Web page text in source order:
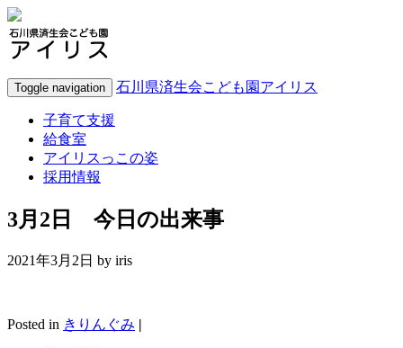
Toggle navigation 石川県済生会こども園アイリス
子育て支援
給食室
アイリスっこの姿
採用情報
3月2日 今日の出来事
2021年3月2日 by iris
Posted in きりんぐみ |